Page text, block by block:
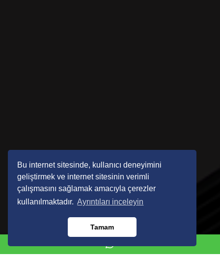
Bu internet sitesinde, kullanıcı deneyimini
geliştirmek ve internet sitesinin verimli
çalışmasını sağlamak amacıyla çerezler
kullanılmaktadır. Ayrıntıları inceleyin
Tamam